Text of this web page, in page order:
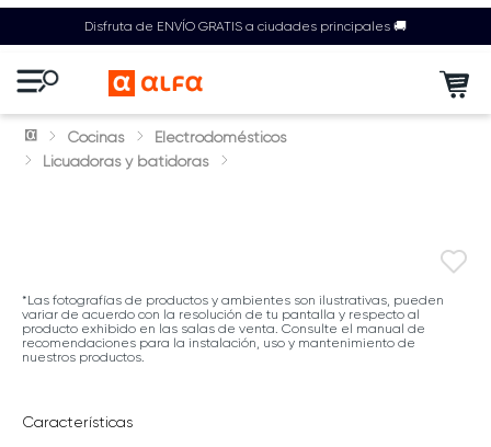
Disfruta de ENVÍO GRATIS a ciudades principales 🚚
Cocinas
Electrodomésticos
Licuadoras y batidoras
*Las fotografías de productos y ambientes son ilustrativas, pueden
variar de acuerdo con la resolución de tu pantalla y respecto al
producto exhibido en las salas de venta. Consulte el manual de
recomendaciones para la instalación, uso y mantenimiento de
nuestros productos.
Características